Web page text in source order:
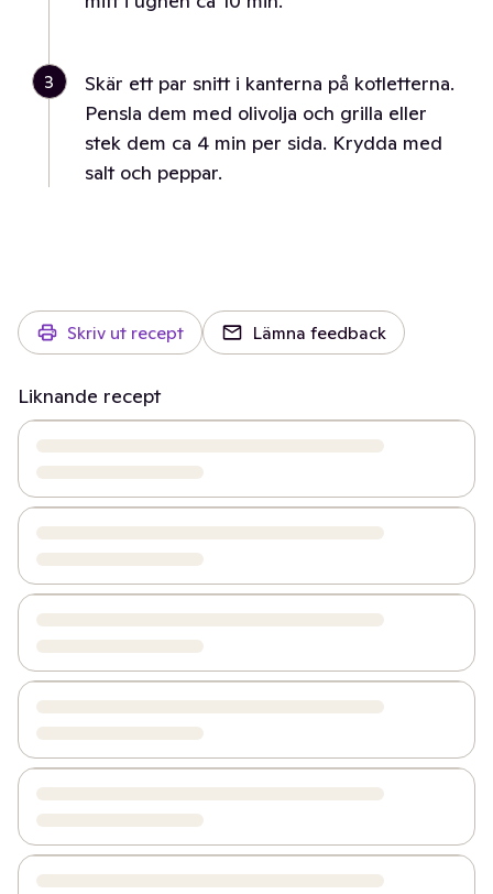
3
Skär ett par snitt i kanterna på kotletterna.
Pensla dem med olivolja och grilla eller
stek dem ca 4 min per sida. Krydda med
salt och peppar.
Skriv ut recept Lämna feedback
Liknande recept